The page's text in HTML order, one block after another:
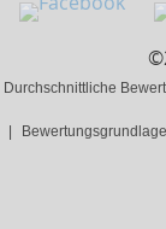
Durchschnittliche